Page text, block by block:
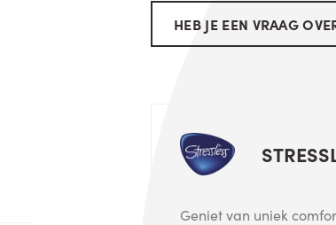
HEB JE EEN VRAAG
Geniet van uniek